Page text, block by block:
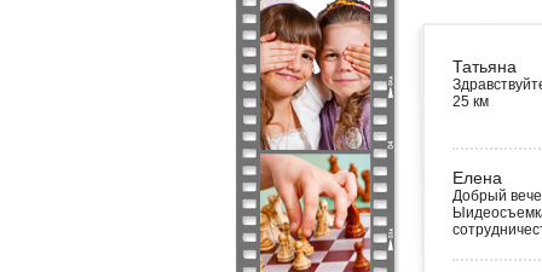
Татьяна
25 км
Елена
Добрый